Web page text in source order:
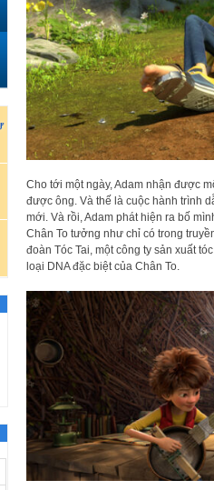
Cho tới một ngày, Adam nhận được
được ông. Và thế là cuộc hành trình
mới. Và rồi, Adam phát hiện ra bố
Chân To tưởng như chỉ có trong
đoàn Tóc Tai, một công ty sản xuất
loại DNA đặc biệt của Chân To.